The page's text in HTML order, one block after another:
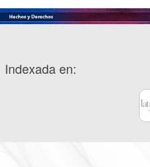
Indexada en: